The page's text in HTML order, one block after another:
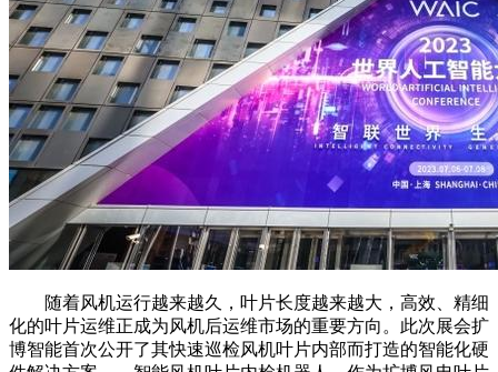
随着风机运行越来越久，叶片长度越来越大，高效、精细
化的叶片运维正成为风机后运维市场的重要方向。此次展会扩
博智能首次公开了其快速巡检风机叶片内部而打造的智能化硬